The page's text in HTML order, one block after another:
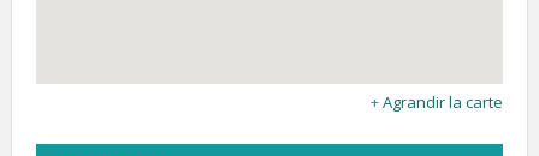
Agrandir la carte